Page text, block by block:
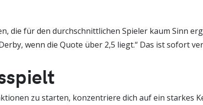
die für den durchschnittlichen Spieler kaum Sinn
wenn die Quote über 2,5 liegt.“ Das ist sofort
zu starten, konzentriere dich auf ein starkes